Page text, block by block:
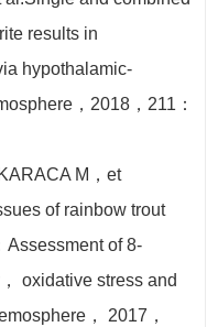
results in
hypothalamic-
，2018，211：
M，et
of rainbow trout
of 8-
oxidative stress and
， 2017，